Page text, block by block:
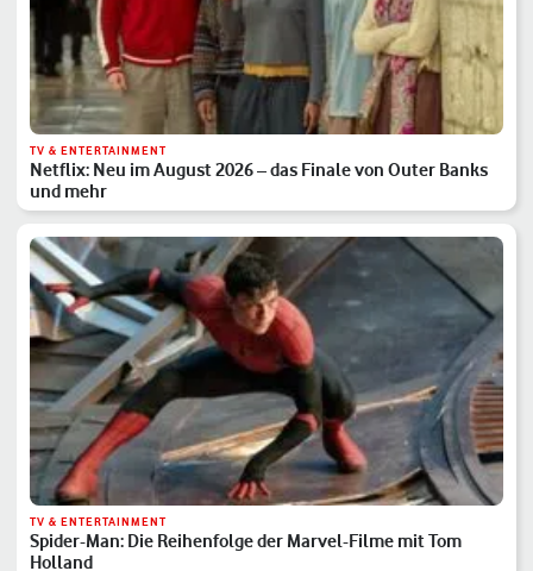
TV & ENTERTAINMENT
Netflix: Neu im August 2026 – das Finale von Outer Banks
und mehr
TV & ENTERTAINMENT
Spider-Man: Die Reihenfolge der Marvel-Filme mit Tom
Holland